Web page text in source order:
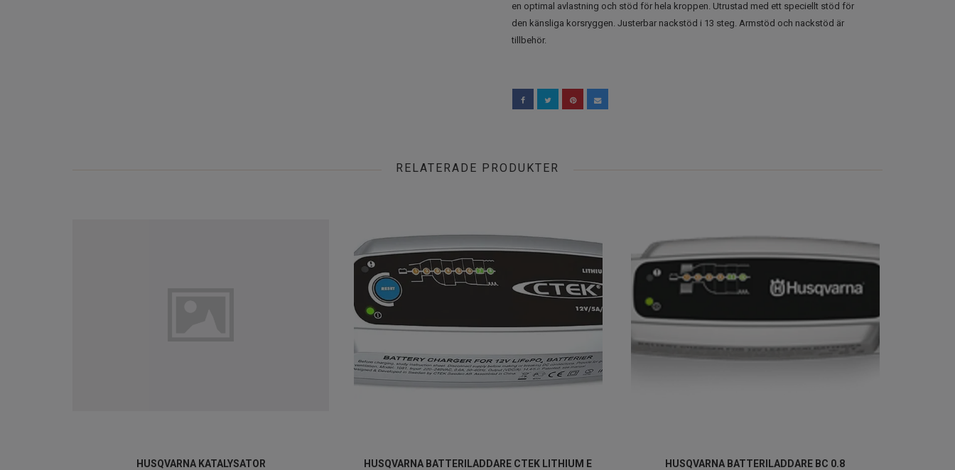
en optimal avlastning och stöd för hela kroppen. Utrustad med ett speciellt stöd för
den känsliga korsryggen. Justerbar nackstöd i 13 steg. Armstöd och nackstöd är
tillbehör.
RELATERADE PRODUKTER
HUSQVARNA KATALYSATOR HUSQVARNA BATTERILADDARE CTEK LITHIUM E HUSQVARNA BATTERILADDARE BC 0.8